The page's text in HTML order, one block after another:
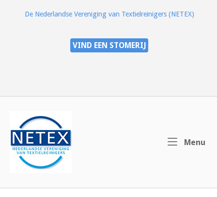
De Nederlandse Vereniging van Textielreinigers (NETEX)
VIND EEN STOMERIJ
Menu